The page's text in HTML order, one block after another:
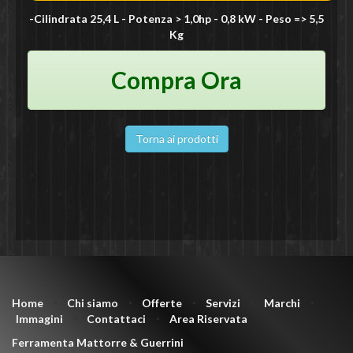
-Cilindrata 25,4 L - Potenza > 1,0hp - 0,8 kW - Peso => 5,5
Kg
Compra Ora
Torna ai prodotti
Home Chi siamo ⋅ Offerte ⋅ Servizi Marchi
Immagini
Contattaci ⋅
Area Riservata
Ferramenta Mattorre & Guerrini